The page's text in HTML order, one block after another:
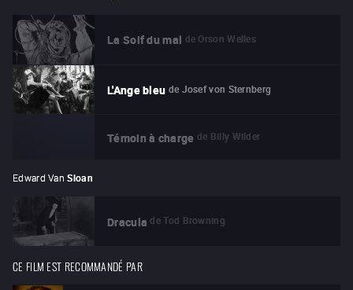
La Soif du mal de Orson Welles
L'Ange bleu de Josef von Sternberg
Témoin à charge de Billy Wilder
Edward Van Sloan
Dracula de Tod Browning
CE FILM EST RECOMMANDÉ PAR